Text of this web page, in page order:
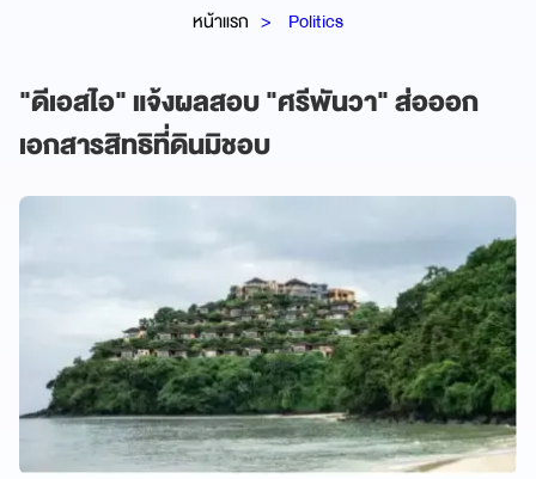
หน้าแรก Politics
"ดีเอสไอ" แจ้งผลสอบ "ศรีพันวา" ส่อออก
เอกสารสิทธิที่ดินมิชอบ